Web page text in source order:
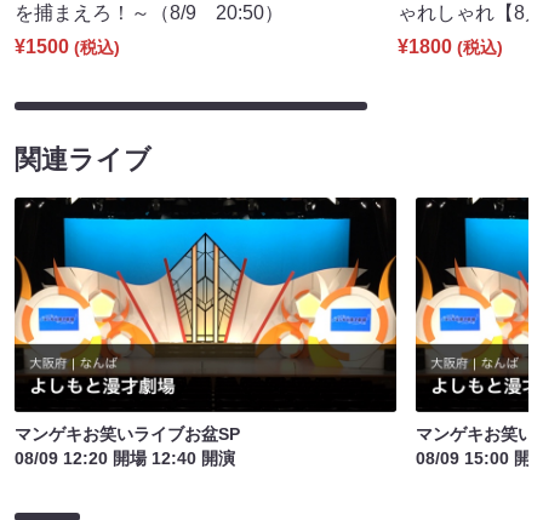
を捕まえろ！～（8/9 20:50）
¥1500 (税込)
ゃれしゃれ【8
¥1800 (税込)
関連ライブ
マンゲキお笑いライブお盆SP
08/09 12:20 開場 12:40 開演
マンゲキお笑い
08/09 15:00 開